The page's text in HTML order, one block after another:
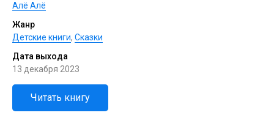
Алё Алё
Жанр
Детские книги, Сказки
Дата выхода
13 декабря 2023
Читать книгу